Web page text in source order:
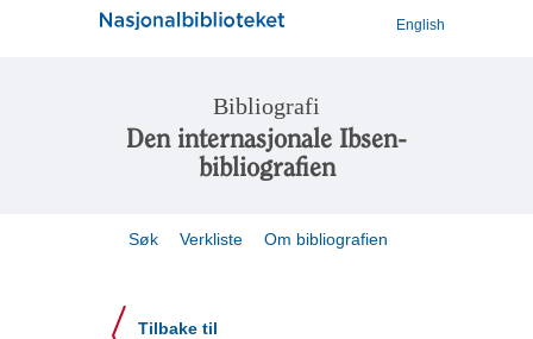
English
Bibliografi
Den internasjonale Ibsen-
bibliografien
Søk Verkliste Om bibliografien
Tilbake til